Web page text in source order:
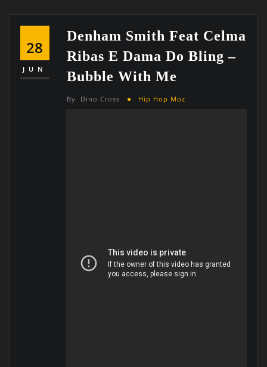
28
JUN
Denham Smith Feat Celma
Ribas E Dama Do Bling –
Bubble With Me
By Dino Cross Hip Hop Moz